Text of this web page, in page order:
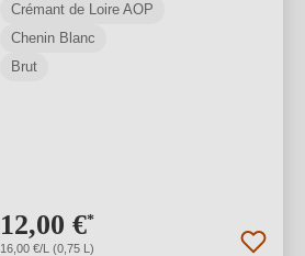
Crémant de Loire AOP
Chenin Blanc
Brut
12,00 €*
16,00 €/L (0,75 L)